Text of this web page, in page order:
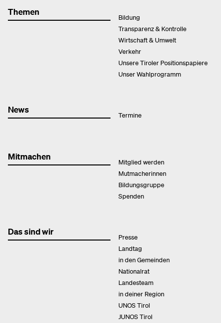
Themen
Bildung
Transparenz & Kontrolle
Wirtschaft & Umwelt
Verkehr
Unsere Tiroler Positionspapiere
Unser Wahlprogramm
News
Termine
Mitmachen
Mitglied werden
Mutmacherinnen
Bildungsgruppe
Spenden
Das sind wir
Presse
Landtag
in den Gemeinden
Nationalrat
Landesteam
in deiner Region
UNOS Tirol
JUNOS Tirol